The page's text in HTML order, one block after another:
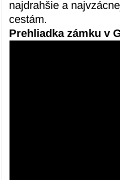
najdrahšie a
cestám.
Prehliadka zámku v